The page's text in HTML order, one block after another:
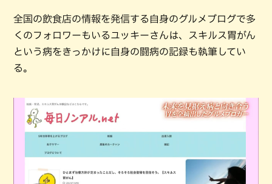
全国の飲食店の情報を発信する自身のグルメブログで多
くのフォロワーもいるユッキーさんは、スキルス胃がん
という病をきっかけに自身の闘病の記録も執筆してい
る。